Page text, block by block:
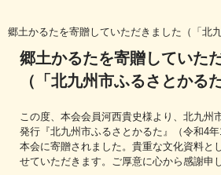
郷土かるたを寄贈していただきました（「北
郷土かるたを寄贈していた
（「北九州市ふるさとかる
この度、本会会員河西貴史様より、北九州
発行『北九州市ふるさとかるた』（令和4
本会に寄贈されました。貴重な文化資料と
せていただきます。ご厚意に心から感謝申